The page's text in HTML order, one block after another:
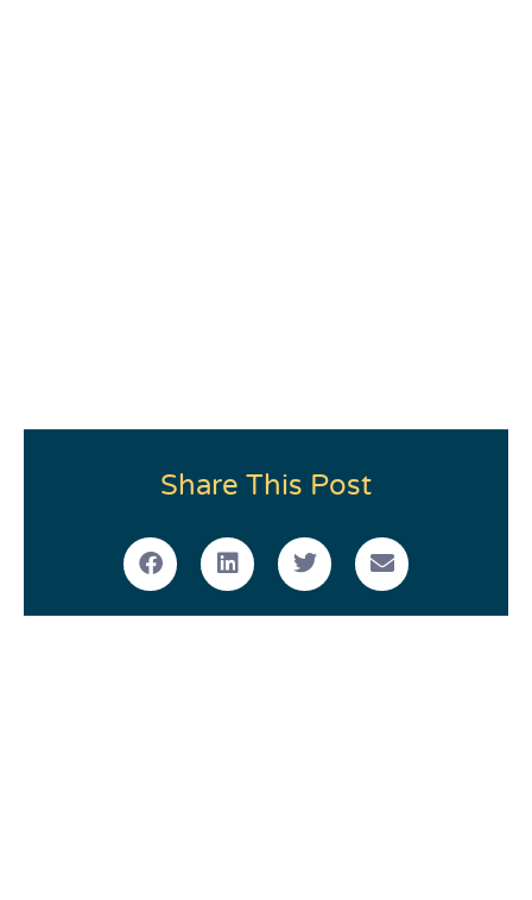
Share This Post